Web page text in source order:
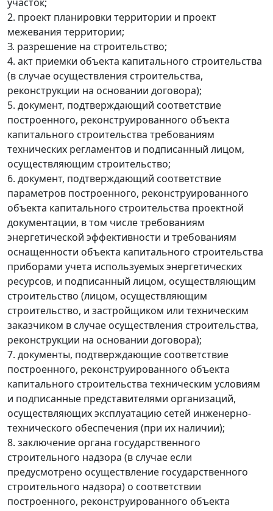
2. проект планировки территории и проект
межевания территории;
З. разрешение на строительство;
4. акт приемки объекта капитального строительства
(в случае осуществления строительства,
реконструкции на основании договора);
5. документ, подтверждающий соответствие
построенного, реконструированного объекта
капитального строительства требованиям
технических регламентов и подписанный лицом,
осуществляющим строительство;
6. документ, подтверждающий соответствие
параметров построенного, реконструированного
объекта капитального строительства проектной
документации, в том числе требованиям
энергетической эффективности и требованиям
оснащенности объекта капитального строительства
приборами учета используемых энергетических
ресурсов, и подписанный лицом, осуществляющим
строительство (лицом, осуществляющим
строительство, и застройщиком или техническим
заказчиком в случае осуществления строительства,
реконструкции на основании договора);
7. документы, подтверждающие соответствие
построенного, реконструированного объекта
капитального строительства техническим условиям
и подписанные представителями организаций,
осуществляющих эксплуатацию сетей инженерно-
технического обеспечения (при их наличии);
8. заключение органа государственного
строительного надзора (в случае если
предусмотрено осуществление государственного
строительного надзора) о соответствии
построенного, реконструированного объекта